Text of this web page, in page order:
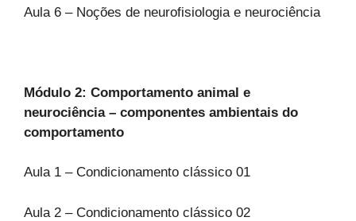
Aula 6 – Noções de neurofisiologia e neurociência
Módulo 2: Comportamento animal e
neurociência – componentes ambientais do
comportamento
Aula 1 – Condicionamento clássico 01
Aula 2 – Condicionamento clássico 02